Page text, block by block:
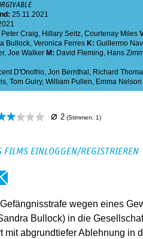
25.11.2021
Peter Craig, Hillary Seitz, Courtenay Miles
Bullock, Veronica Ferres K: Guillermo
, Joe Walker M: David Fleming, Hans
D'Onofrio, Jon Bernthal , Richard
, Tom Guiry, William Pullen, Emma Nelson
⌀ 2 (Stimmen: 1)
FILMS EINLOGGEN/REGISTRIEREN
wegen eines
Bullock) in die
mit abgrundtiefer Ablehnung in